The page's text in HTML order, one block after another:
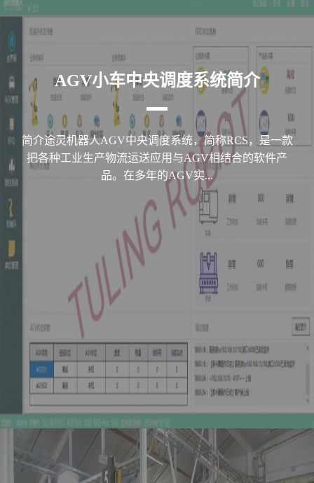
AGV小车中央调度系统简介
简介途灵机器人AGV中央调度系统，简称RCS，是一款
把各种工业生产物流运送应用与AGV相结合的软件产
品。在多年的AGV实...